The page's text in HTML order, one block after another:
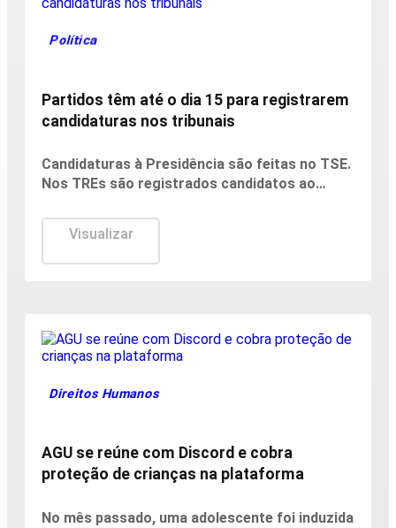
Política
Partidos têm até o dia 15 para registrarem
candidaturas nos tribunais
Candidaturas à Presidência são feitas no TSE.
Nos TREs são registrados candidatos ao
Deputados e assembleias estaduais e distrital.
Visualizar
Direitos Humanos
AGU se reúne com Discord e cobra
proteção de crianças na plataforma
No mês passado, uma adolescente foi induzida